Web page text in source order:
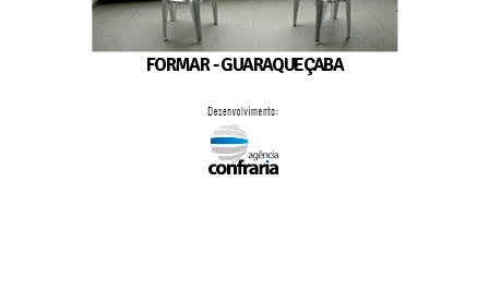
FORMAR - GUARAQUEÇABA